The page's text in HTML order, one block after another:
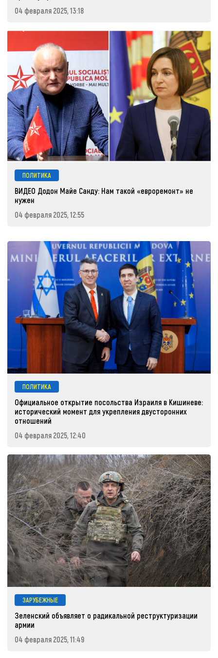
04 февраля 2025, 13:18
ПОЛИТИКА
ВИДЕО Додон Майе Санду: Нам такой «евроремонт» не
нужен
04 февраля 2025, 12:55
ПОЛИТИКА
Официальное открытие посольства Израиля в Кишиневе:
исторический момент для укрепления двусторонних
отношений
04 февраля 2025, 12:40
ЗАРУБЕЖНЫЕ
Зеленский объявляет о радикальной реструктуризации
армии
04 февраля 2025, 11:49